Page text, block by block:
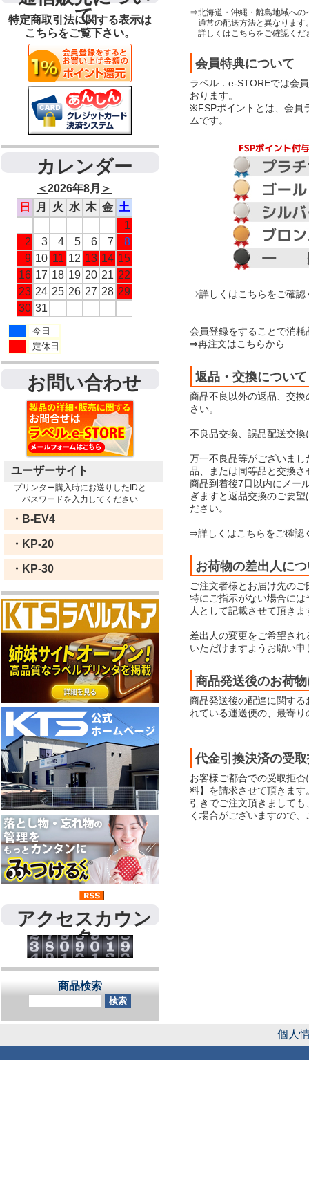
て
特定商取引法に関する表示は
こちらをご覧下さい。
カレンダー
＜2026年8月 ＞
日
月 火 水 木 金 土
1
2
3 4 5 6 7
8
9 10 11 12 13 14 15
16 17 18 19 20 21 22
23 24 25 26 27 28 29
30 31
今日
定休日
お問い合わせ
ユーザーサイト
プリンター購入時にお送りしたIDと
パスワードを入力してください
・B-EV4
・KP-20
・KP-30
アクセスカウン
タ
商品検索
⇒北海道・沖縄・離島地域への
通常の配送方法と異なります
詳しくはこちらをご確認くだ
会員特典について
ラベル．e-STOREでは会
おります。
※FSPポイントとは、会員
ムです。
⇒詳しくはこちらをご確認
会員登録をすることで消
⇒再注文はこちらから
返品・交換について
商品不良以外の返品、交
さい。
不良品交換、誤品配送交
万一不良品等がございま
品、または同等品と交換
商品到着後7日以内にメー
ぎますと返品交換のご要
ださい。
⇒詳しくはこちらをご確認
お荷物の差出人に
ご注文者様とお届け先の
特にご指示がない場合に
人として記載させて頂きま
差出人の変更をご希望さ
いただけますようお願い申
商品発送後のお荷
商品発送後の配達に関す
れている運送便の、最寄
代金引換決済の受
お客様ご都合での受取拒
料】を請求させて頂きま
引きでご注文頂きまして
く場合がございますので
個人